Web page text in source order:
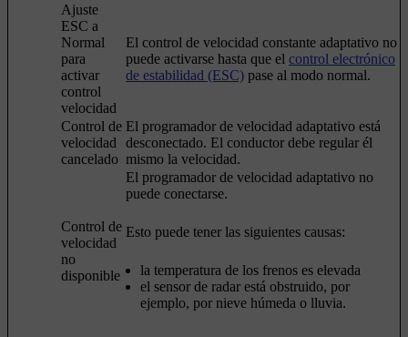
Ajuste
ESC a
Normal
para
activar
control
velocidad
El control de velocidad constante adaptativo no
puede activarse hasta que el control electrónico
de estabilidad (ESC) pase al modo normal.
Control de
velocidad
cancelado
El programador de velocidad adaptativo está
desconectado. El conductor debe regular él
mismo la velocidad.
Control de
velocidad
no
disponible
El programador de velocidad adaptativo no
puede conectarse.
Esto puede tener las siguientes causas:
la temperatura de los frenos es elevada
el sensor de radar está obstruido, por
ejemplo, por nieve húmeda o lluvia.